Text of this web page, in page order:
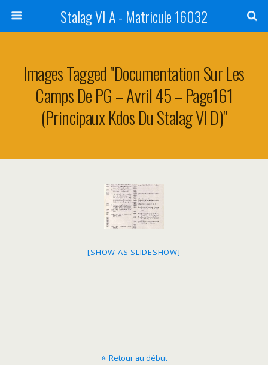
Stalag VI A - Matricule 16032
Images Tagged "Documentation Sur Les
Camps De PG – Avril 45 – Page161
(principaux Kdos Du Stalag VI D)"
[SHOW AS SLIDESHOW]
Retour au début